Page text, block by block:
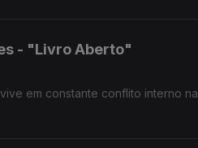
- "Livro Aberto"
em constante conflito interno